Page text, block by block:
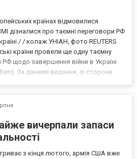
країнах відмовилися
дізналися про таємні переговори РФ
/ / колаж УНІАН, фото REUTERS
країни провели ще одну таємну
РФ щодо завершення війни в Україні.
За даними видання, зі сторони
вичерпали запаси
з кінця лютого, армія США вже